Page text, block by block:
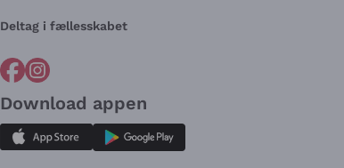
Deltag i fællesskabet
Download appen